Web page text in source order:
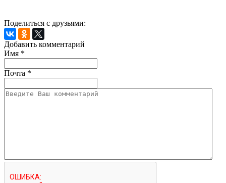
Поделиться с друзьями:
Добавить комментарий
Имя *
Почта *